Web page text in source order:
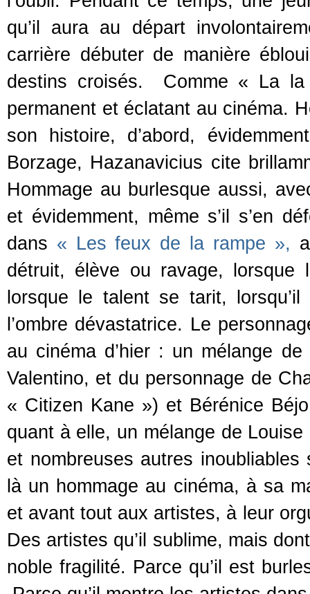
qu’il aura au départ
carrière débuter de manière
destins croisés. Comme « La
permanent et éclatant au cinéma.
son histoire, d’abord,
Borzage, Hazanavicius cite
Hommage au burlesque aussi,
et évidemment, même s’il s’en
dans « Les feux de la rampe »,
détruit, élève ou ravage, lorsque
lorsque le talent se tarit,
l’ombre dévastatrice. Le
au cinéma d’hier : un mélange
Valentino, et du personnage de
« Citizen Kane ») et Bérénice
quant à elle, un mélange de
et nombreuses autres
là un hommage au cinéma, à sa
et avant tout aux artistes, à leur
Des artistes qu’il sublime, mais
noble fragilité. Parce qu’il est